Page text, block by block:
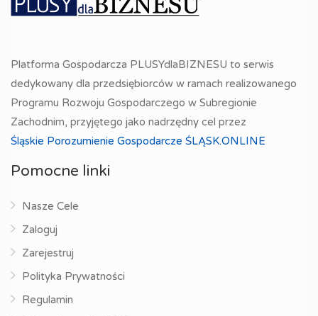
Platforma Gospodarcza PLUSYdlaBIZNESU to serwis
dedykowany dla przedsiębiorców w ramach realizowanego
Programu Rozwoju Gospodarczego w Subregionie
Zachodnim, przyjętego jako nadrzędny cel przez
Śląskie Porozumienie Gospodarcze ŚLĄSK.ONLINE
Pomocne linki
Nasze Cele
Zaloguj
Zarejestruj
Polityka Prywatności
Regulamin